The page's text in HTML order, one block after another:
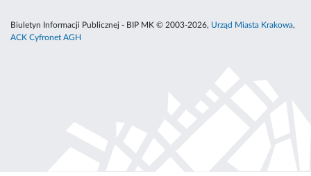
Biuletyn Informacji Publicznej - BIP MK © 2003-2026, Urząd Miasta Krakowa,
ACK Cyfronet AGH